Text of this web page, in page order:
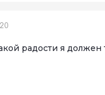
радости я должен